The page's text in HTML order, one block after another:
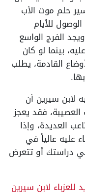
حلم موت الأب
للأيام
الفرج الواسع
بينما لو كان
القادمة، يطلب
لابن سيرين أن
فقد يعجز
العديدة، وإذا
عليه عالياً في
في دراستك أو تتعرض
للعزباء لابن سيرين